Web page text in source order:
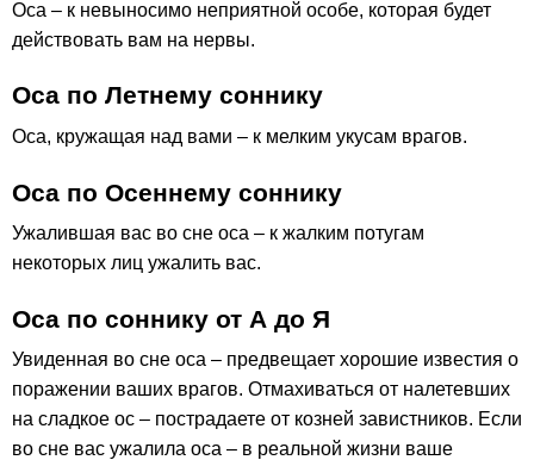
Оса – к невыносимо неприятной особе, которая будет
действовать вам на нервы.
Оса по Летнему соннику
Оса, кружащая над вами – к мелким укусам врагов.
Оса по Осеннему соннику
Ужалившая вас во сне оса – к жалким потугам
некоторых лиц ужалить вас.
Оса по соннику от А до Я
Увиденная во сне оса – предвещает хорошие известия о
поражении ваших врагов. Отмахиваться от налетевших
на сладкое ос – пострадаете от козней завистников. Если
во сне вас ужалила оса – в реальной жизни ваше